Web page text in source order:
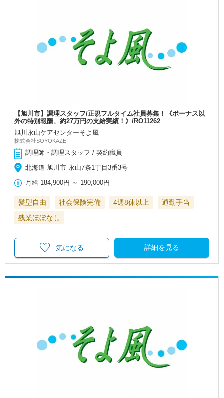
【旭川市】調理スタッフ/正規フルタイム社員募集！《ボーナス以
外の特別報酬、約27万円の支給実績！》/RO11262
旭川永山ケアセンターそよ風
株式会社SOYOKAZE
調理師・調理スタッフ / 契約職員
北海道 旭川市 永山7条1丁目3番3号
月給 184,900円 ～ 190,000円
髪型自由 社会保険完備 4週8休以上
通勤手当
残業ほぼなし
詳細を見る
気になる